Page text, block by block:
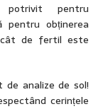
potrivit pentru
pentru obținerea
cât de fertil este
de analize de sol!
cerințele